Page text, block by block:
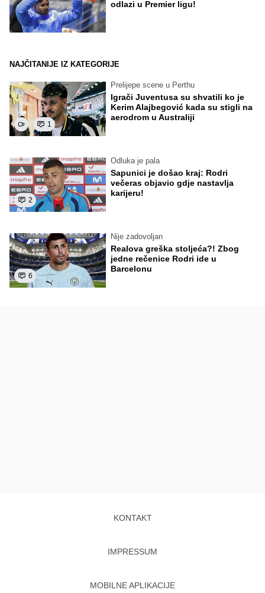
odlazi u Premier ligu!
NAJČITANIJE IZ KATEGORIJE
1
Prelijepe scene u Perthu
Igrači Juventusa su shvatili ko je
Kerim Alajbegović kada su stigli na
aerodrom u Australiji
2
Odluka je pala
Sapunici je došao kraj: Rodri
večeras objavio gdje nastavlja
karijeru!
6
Nije zadovoljan
Realova greška stoljeća?! Zbog
jedne rečenice Rodri ide u
Barcelonu
KONTAKT
IMPRESSUM
MOBILNE APLIKACIJE